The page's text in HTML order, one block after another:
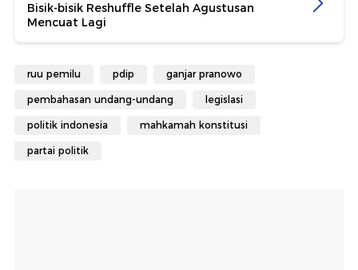
Bisik-bisik Reshuffle Setelah Agustusan
Mencuat Lagi
ruu pemilu pdip ganjar pranowo
pembahasan undang-undang legislasi
politik indonesia mahkamah konstitusi
partai politik